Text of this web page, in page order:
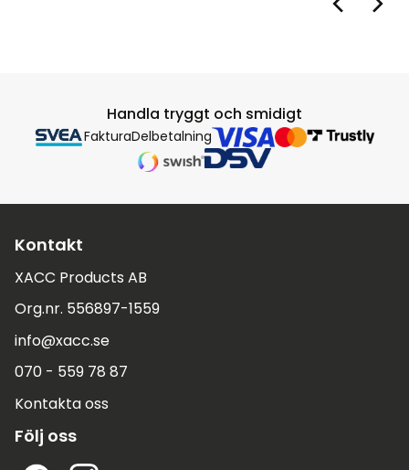
Handla tryggt och smidigt
FakturaDelbetalning
Kontakt
XACC Products AB
Org.nr. 556897-1559
info@xacc.se
070 - 559 78 87
Kontakta oss
Följ oss